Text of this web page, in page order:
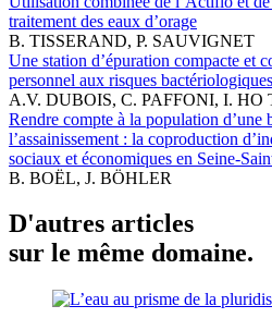
traitement des eaux d’orage
B. TISSERAND, P. SAUVIGNET
Une station d’épuration compacte et
personnel aux risques
A.V. DUBOIS, C. PAFFONI, I. HO
Rendre compte à la population d’une
l’assainissement : la coproduction
sociaux et économiques en Seine-
B. BOËL, J. BÖHLER
D'autres articles
sur le même domaine.